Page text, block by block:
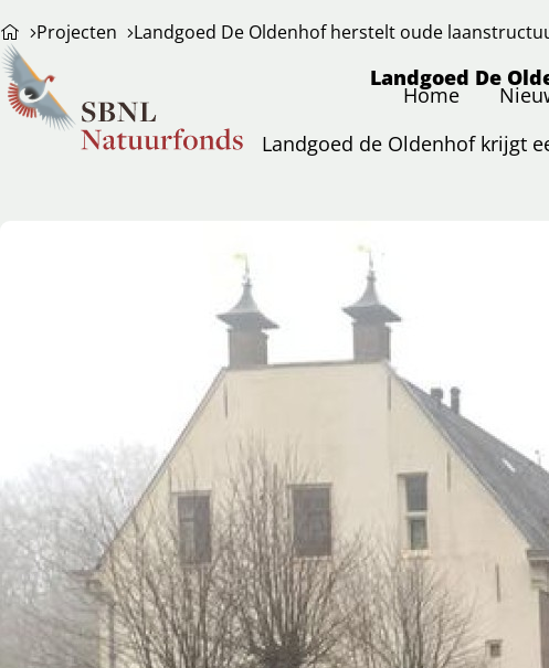
Home
Projecten Landgoed De Oldenhof herstelt oude
Landgoed De
Landgoed de Oldenhof krijgt